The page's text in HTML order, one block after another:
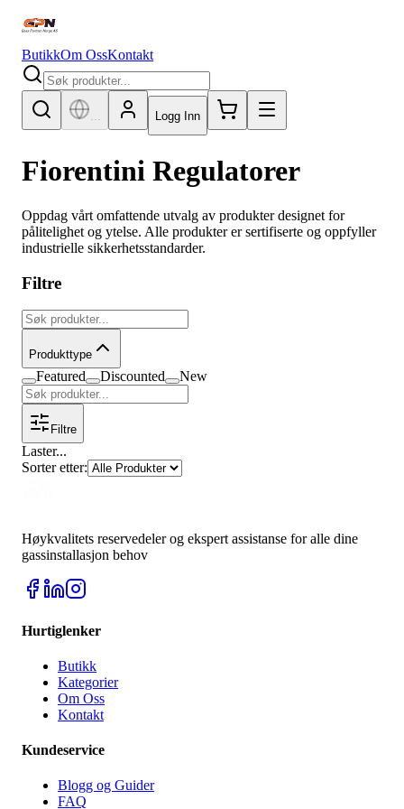
ButikkOm OssKontakt
Logg Inn
Fiorentini Regulatorer
Oppdag vårt omfattende utvalg av produkter designet for
pålitelighet og ytelse. Alle produkter er sertifiserte og oppfyller
industrielle sikkerhetsstandarder.
Filtre
Produkttype
Featured Discounted New
Filtre
Laster...
Sorter etter:
Høykvalitets reservedeler og ekspert assistanse for alle dine
gassinstallasjon behov
Hurtiglenker
Butikk
Kategorier
Om Oss
Kontakt
Kundeservice
Blogg og Guider
FAQ